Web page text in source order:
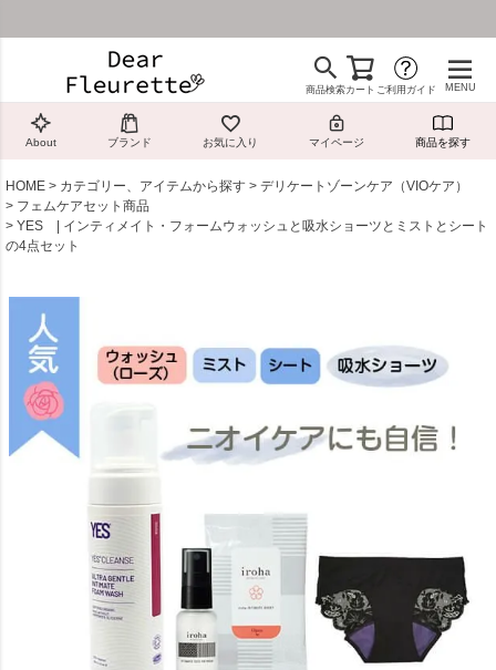
商品検索カート ご利用ガイド MENU
About ブランド お気に入り マイページ 商品を探す
HOME カテゴリー、アイテムから探す
デリケートゾーンケア（VIOケア）
フェムケアセット商品
YES | インティメイト・フォームウォッシュと吸水ショーツとミストとシート
の4点セット